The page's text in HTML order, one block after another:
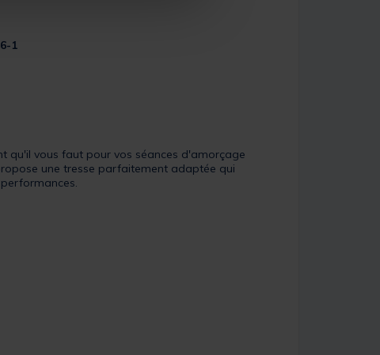
Rating
1
qu'il vous faut pour vos séances d'amorçage
une tresse parfaitement adaptée qui